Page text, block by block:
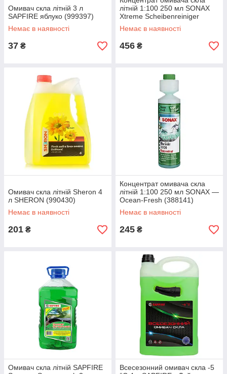
Омивач скла літній 3 л
SAPFIRE яблуко (999397)
Немає в наявності
37 ₴
літній 1:100 250 мл SONAX
Xtreme Scheibenreiniger
(271141)
Немає в наявності
456 ₴
Омивач скла літній Sheron 4
л SHERON (990430)
Немає в наявності
201 ₴
Концентрат омивача скла
літній 1:100 250 мл SONAX —
Ocean-Fresh (388141)
Немає в наявності
245 ₴
Омивач скла літній SAPFIRE
Всесезонний омивач скла -5